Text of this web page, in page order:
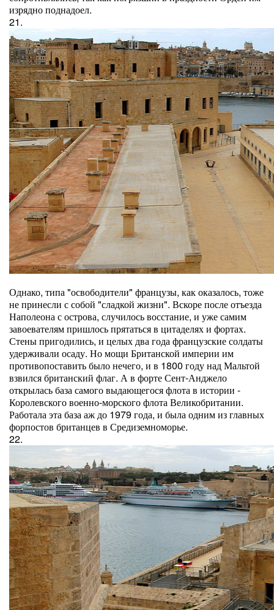
изрядно поднадоел.
21.
Однако, типа "освободители" французы, как оказалось, тоже
не принесли с собой "сладкой жизни". Вскоре после отъезда
Наполеона с острова, случилось восстание, и уже самим
завоевателям пришлось прятаться в цитаделях и фортах.
Стены пригодились, и целых два года французские солдаты
удерживали осаду. Но мощи Британской империи им
противопоставить было нечего, и в 1800 году над Мальтой
взвился британский флаг. А в форте Сент-Анджело
открылась база самого выдающегося флота в истории -
Королевского военно-морского флота Великобритании.
Работала эта база аж до 1979 года, и была одним из главных
форпостов британцев в Средиземноморье.
22.